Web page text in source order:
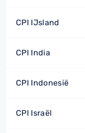
CPI IJsland
CPI India
CPI Indonesië
CPI Israël